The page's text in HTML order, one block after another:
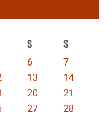
S S
6
7
13
14
20
21
27
28